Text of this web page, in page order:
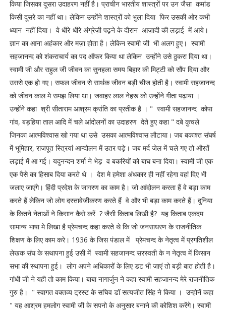
किया जिसका दूसरा उदाहरण नहीं है। प्राचीन भारतीय शास्त्रों पर उन जैसा कमांड
किसी दूसरे का नहीं था। लेकिन उन्होंने शास्त्रों को भुला दिया फिर उसकी ओर कभी
ध्यान नहीं दिया। वे धीरे-धीरे अंग्रेज़ी पढ़ने के दौरान आज़ादी की लड़ाई में आये।
ज्ञान का आना अहंकार और मज़ा होता है। लेकिन स्वामी जी भी अलग हुए। स्वामी
सहजानन्द को शंकराचार्य का पद ऑफर किया था लेकिन उन्होंने उसे ठुकरा दिया था।
स्वामी जी और राहुल जी जीवन का सुनहला समय बिहार की मिट्टी को सौंप दिया और
उससे एक हो गए। सफल जीवन से सार्थक जीवन बड़ी चीज होती है। स्वामी सहजानन्द
को जीवन काल मे समझ लिया था। जवाहर लाल नेहरू को उन्होंने गीता पढ़ाया ।
उन्होंने कहा श्री सीताराम आश्रम क्रांति का प्रतीक है । " स्वामी सहजानन्द कोपा
गांव, बड़हिया ताल आदि में चले आंदोलनों का उदाहरण देते हुए कहा " दबे कुचले
जिनका आत्मविश्वास खो गया था उसे उसका आत्मविश्वास लौटाया। जब बकाश्त संघर्ष
में भूमिहार, राजपूत स्त्रियां आन्दोलन में उतर पड़े। जब मर्द जेल में चले गए तो औरतें
लड़ाई में आ गई। यदुनन्दन शर्मा ने भेड़ व बकरियों को बाघ बना दिया। स्वामी जी एक
एक पैसे का हिसाब दिया करते थे । देश मे हमेशा अंधकार ही नहीं रहेगा वहां दिए भी
जलाए जाएंगे। हिंदी प्रदेश के जागरण का काम है। जो आंदोलन करता हैं वे बड़ा काम
करते हैं लेकिन जो लोग दस्तावेजीकरण करते हैं वे और भी बड़ा काम करते हैं। दुनिया
के कितने नेताओं ने किसान कैसे करें ? जैसी किताब लिखी है? यह किताब एकदम
सामान्य भाषा मे लिखा है प्रेमचन्द कहा करते थे कि जो जनसाधरण के राजनीतिक
शिक्षण के लिए काम करे। 1936 के जिस पंडाल में प्रेमचन्द के नेतृत्व में प्रगतिशील
लेखक संघ के सथापना हुई उसी में स्वामी सहजानन्द सरस्वती के न नेतृत्व में किसान
सभा की स्थापना हुई। लोग अपने अधिकारों के लिए डट भी जाएं तो बड़ी बात होती है।
गांधी जी ने यही तो काम किया। बाबा नागार्जुन ने कहा स्वामी सहजानन्द मेरे राजनीतिक
गुरु है। " स्वागत वक्तव्य ट्रस्ट के सचिव डॉ सत्यजीत सिंह ने किया । उन्होनें कहा
" यह आश्रम हमलोग स्वामी जी के सपनो के अनुसार बनाने की कोशिश करेंगे। स्वामी